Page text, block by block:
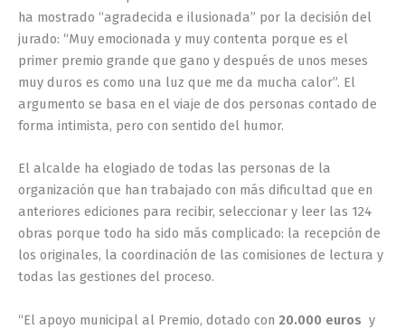
ha mostrado “agradecida e ilusionada” por la decisión del
jurado: “Muy emocionada y muy contenta porque es el
primer premio grande que gano y después de unos meses
muy duros es como una luz que me da mucha calor”. El
argumento se basa en el viaje de dos personas contado de
forma intimista, pero con sentido del humor.
El alcalde ha elogiado de todas las personas de la
organización que han trabajado con más dificultad que en
anteriores ediciones para recibir, seleccionar y leer las 124
obras porque todo ha sido más complicado: la recepción de
los originales, la coordinación de las comisiones de lectura y
todas las gestiones del proceso.
“El apoyo municipal al Premio, dotado con 20.000 euros y